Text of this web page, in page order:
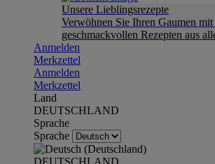
Unsere Lieblingsrezepte
Verwöhnen Sie Ihren Gaumen mit
geschmackvollen Rezepten aus
Anmelden
Merkzettel
Anmelden
Merkzettel
Land
DEUTSCHLAND
Sprache
Sprache
DEUTSCHLAND